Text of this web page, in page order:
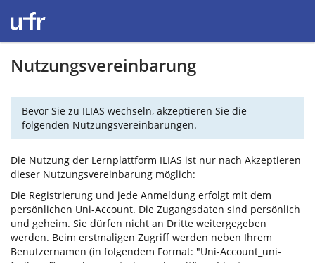
Nutzungsvereinbarung
Bevor Sie zu ILIAS wechseln, akzeptieren Sie die
folgenden Nutzungsvereinbarungen.
Die Nutzung der Lernplattform ILIAS ist nur nach Akzeptieren
dieser Nutzungsvereinbarung möglich:
Die Registrierung und jede Anmeldung erfolgt mit dem
persönlichen Uni-Account. Die Zugangsdaten sind persönlich
und geheim. Sie dürfen nicht an Dritte weitergegeben
werden. Beim erstmaligen Zugriff werden neben Ihrem
Benutzernamen (in folgendem Format: "Uni-Account_uni-